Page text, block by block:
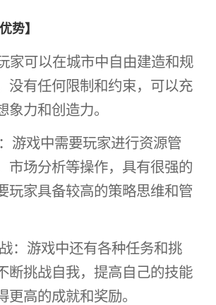
势】
家可以在城市中自由建造和规
没有任何限制和约束，可以充
象力和创造力。
游戏中需要玩家进行资源管
市场分析等操作，具有很强的
玩家具备较高的策略思维和管
：游戏中还有各种任务和挑
断挑战自我，提高自己的技能
更高的成就和奖励。